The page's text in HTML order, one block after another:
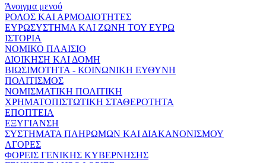
Άνοιγμα μενού
ΡΟΛΟΣ ΚΑΙ ΑΡΜΟΔΙΟΤΗΤΕΣ
ΕΥΡΩΣΥΣΤΗΜΑ ΚΑΙ ΖΩΝΗ ΤΟΥ ΕΥΡΩ
ΙΣΤΟΡΙΑ
ΝΟΜΙΚΟ ΠΛΑΙΣΙΟ
ΔΙΟΙΚΗΣΗ ΚΑΙ ΔΟΜΗ
ΒΙΩΣΙΜΟΤΗΤΑ - ΚΟΙΝΩΝΙΚΗ ΕΥΘΥΝΗ
ΠΟΛΙΤΙΣΜΟΣ
ΝΟΜΙΣΜΑΤΙΚΗ ΠΟΛΙΤΙΚΗ
ΧΡΗΜΑΤΟΠΙΣΤΩΤΙΚΗ ΣΤΑΘΕΡΟΤΗΤΑ
ΕΠΟΠΤΕΙΑ
ΕΞΥΓΙΑΝΣΗ
ΣΥΣΤΗΜΑΤΑ ΠΛΗΡΩΜΩΝ ΚΑΙ ΔΙΑΚΑΝΟΝΙΣΜΟΥ
ΑΓΟΡΕΣ
ΦΟΡΕΙΣ ΓΕΝΙΚΗΣ ΚΥΒΕΡΝΗΣΗΣ